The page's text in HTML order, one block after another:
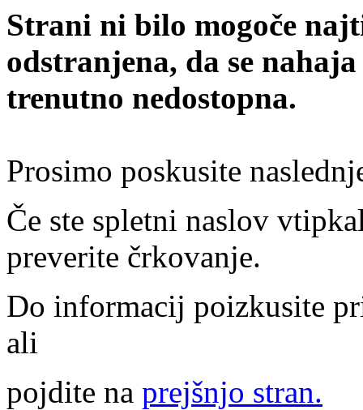
Strani ni bilo mogoče
odstranjena, da se
trenutno nedostopna.
Prosimo poskusite
Če ste spletni naslov
preverite črkovanje.
Do informacij poizkusite
ali
pojdite na prejšnjo stran.